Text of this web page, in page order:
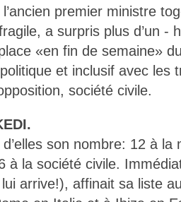
premier ministre
a surpris plus d’un -
«en fin de semaine»
et inclusif avec les
société civile.
son nombre: 12 à la
à la société civile.
arrive!), affinait sa liste